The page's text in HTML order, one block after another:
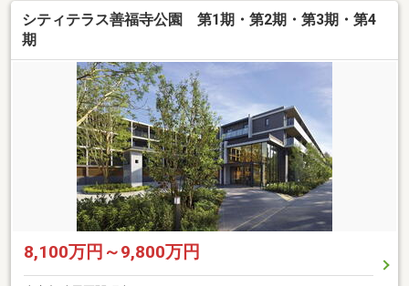
シティテラス善福寺公園 第1期・第2期・第3期・第4
期
8,100万円～9,800万円